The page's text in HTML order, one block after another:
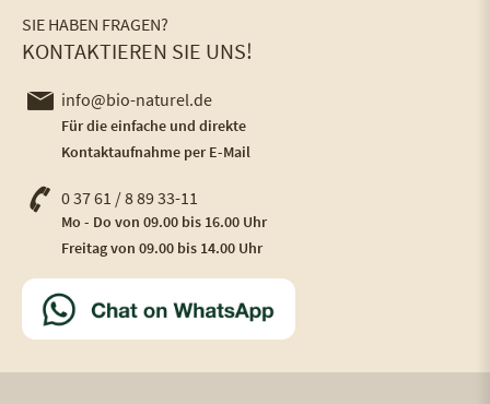
SIE HABEN FRAGEN?
KONTAKTIEREN SIE UNS!
info@bio-naturel.de
Für die einfache und direkte
Kontaktaufnahme per E-Mail
0 37 61 / 8 89 33-11
Mo - Do von 09.00 bis 16.00 Uhr
Freitag von 09.00 bis 14.00 Uhr